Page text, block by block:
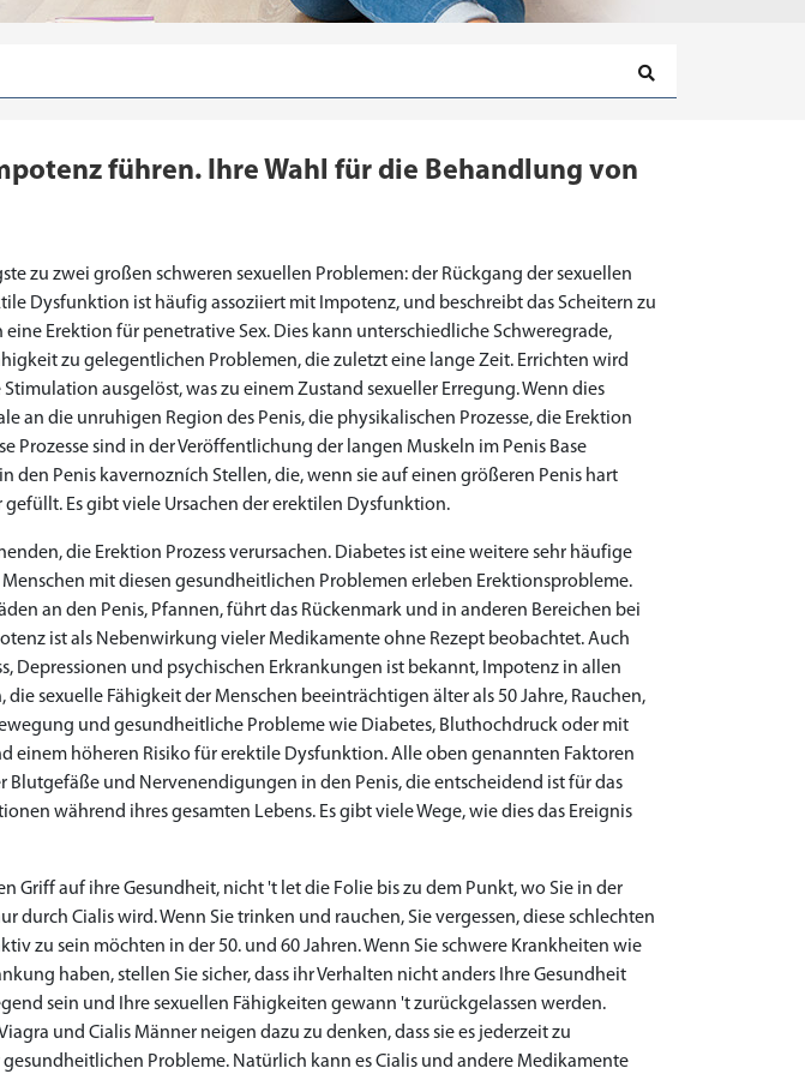
führen. Ihre Wahl für die Behandlung von
zu zwei großen schweren sexuellen Problemen: der Rückgang der sexuellen
Dysfunktion ist häufig assoziiert mit Impotenz, und beschreibt das Scheitern zu
Erektion für penetrative Sex. Dies kann unterschiedliche Schweregrade,
zu gelegentlichen Problemen, die zuletzt eine lange Zeit. Errichten wird
ausgelöst, was zu einem Zustand sexueller Erregung. Wenn dies
an die unruhigen Region des Penis, die physikalischen Prozesse, die Erektion
Prozesse sind in der Veröffentlichung der langen Muskeln im Penis Base
den Penis kavernozních Stellen, die, wenn sie auf einen größeren Penis hart
Es gibt viele Ursachen der erektilen Dysfunktion.
die Erektion Prozess verursachen. Diabetes ist eine weitere sehr häufige
Menschen mit diesen gesundheitlichen Problemen erleben Erektionsprobleme.
an den Penis, Pfannen, führt das Rückenmark und in anderen Bereichen bei
ist als Nebenwirkung vieler Medikamente ohne Rezept beobachtet. Auch
Depressionen und psychischen Erkrankungen ist bekannt, Impotenz in allen
die sexuelle Fähigkeit der Menschen beeinträchtigen älter als 50 Jahre, Rauchen,
und gesundheitliche Probleme wie Diabetes, Bluthochdruck oder mit
einem höheren Risiko für erektile Dysfunktion. Alle oben genannten Faktoren
Blutgefäße und Nervenendigungen in den Penis, die entscheidend ist für das
während ihres gesamten Lebens. Es gibt viele Wege, wie dies das Ereignis
Griff auf ihre Gesundheit, nicht 't let die Folie bis zu dem Punkt, wo Sie in der
durch Cialis wird. Wenn Sie trinken und rauchen, Sie vergessen, diese schlechten
zu sein möchten in der 50. und 60 Jahren. Wenn Sie schwere Krankheiten wie
haben, stellen Sie sicher, dass ihr Verhalten nicht anders Ihre Gesundheit
sein und Ihre sexuellen Fähigkeiten gewann 't zurückgelassen werden.
und Cialis Männer neigen dazu zu denken, dass sie es jederzeit zu
Probleme. Natürlich kann es Cialis und andere Medikamente